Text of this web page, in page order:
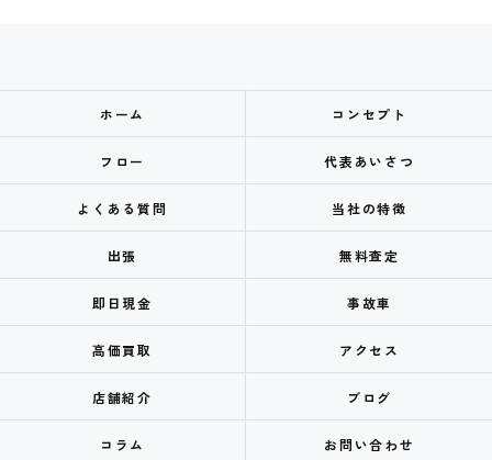
ホーム コンセプト
フロー 代表あいさつ
よくある質問 当社の特徴
出張 無料査定
即日現金 事故車
高価買取 アクセス
店舗紹介 ブログ
コラム お問い合わせ